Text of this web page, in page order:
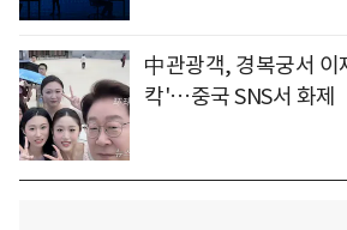
中관광객, 경복궁서 이
칵'…중국 SNS서 화제